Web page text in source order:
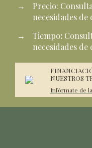
Precio:
necesidades de
Tiempo:
necesidades de
NUESTROS
Infórmate de